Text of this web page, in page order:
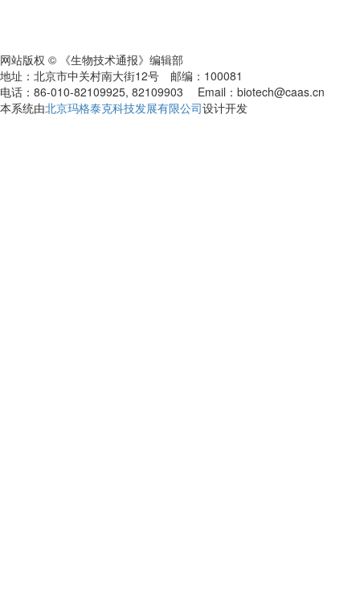
网站版权 © 《生物技术通报》编辑部
地址：北京市中关村南大街12号 邮编：100081
电话：86-010-82109925, 82109903 Email：biotech@caas.cn
本系统由北京玛格泰克科技发展有限公司设计开发